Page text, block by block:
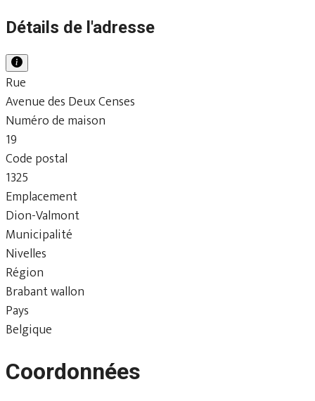
Détails de l'adresse
Rue
Avenue des Deux Censes
Numéro de maison
19
Code postal
1325
Emplacement
Dion-Valmont
Municipalité
Nivelles
Région
Brabant wallon
Pays
Belgique
Coordonnées